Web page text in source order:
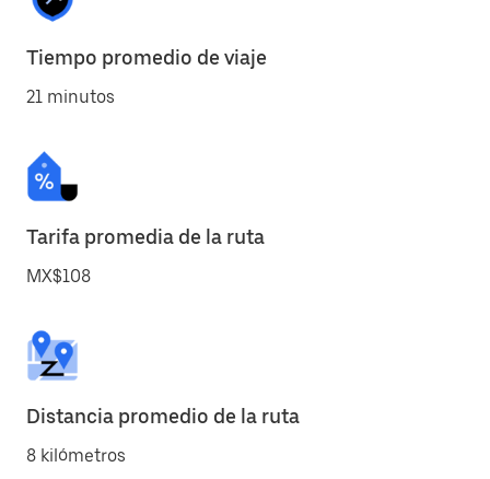
Tiempo promedio de viaje
21 minutos
Tarifa promedia de la ruta
MX$108
Distancia promedio de la ruta
8 kilómetros